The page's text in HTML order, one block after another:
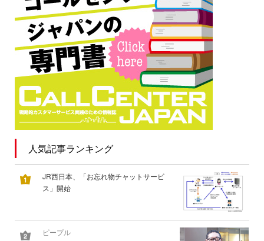
人気記事ランキング
JR西日本、「お忘れ物チャットサービ
ス」開始
ピープル